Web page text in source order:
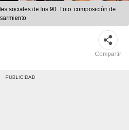
sociales de los 90. Foto: composición de
Compartir